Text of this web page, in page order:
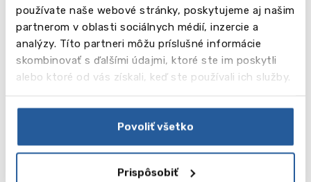
používate naše webové stránky, poskytujeme aj našim
partnerom v oblasti sociálnych médií, inzercie a
analýzy. Títo partneri môžu príslušné informácie
skombinovať s ďalšími údajmi, ktoré ste im poskytli
alebo ktoré od vás získali, keď ste používali ich služby.
Povoliť všetko
Prispôsobiť
Medzinárodné prostredie a
zamestnateľnosť
Saskatchewan colleges poskytujú menšie, osobné
prípravu na pracovný trh. Študenti majú možnosť
absolvovať stáže a praktickú výučbu, čo výrazne
Pre komplexnú ponuku programov na tejto aj iných
univerzitách sa prihláste na bezplatné konzultácie a